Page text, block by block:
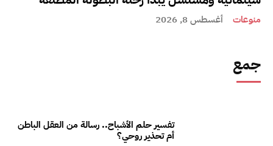
منوعات أغسطس 8, 2026
جمع
تفسير حلم الأشباح.. رسالة من العقل الباطن
أم تحذير روحي؟